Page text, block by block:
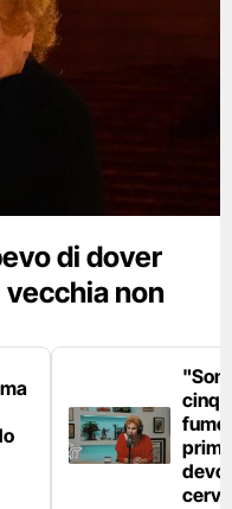
di dover
non
fumo
devo